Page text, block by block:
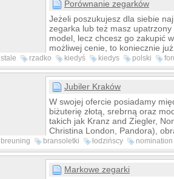
Porównanie zegarków
Jeżeli poszukujesz dla siebie
zegarka lub też masz upatrzony
model, lecz chcesz go zakupić
możliwej cenie, to koniecznie
stronę internetową Timero. Jest
zajmuje się porównaniem cen
zegarków damskich, męskich,
unisex w sporej grupie sklepów
zaoszczędzić od kilkunastu do
złotych!
stale rzadko kiedyś kiedys polski
audiobook
zdobyć
Jubiler Kraków
W swojej ofercie posiadamy
biżuterię złotą, srebrną oraz
takich jak Kranz and Ziegler,
Christina London, Pandora),
ślubne (między innymi
Brauning), jak również biżuterię
Ponadto realizujemy biżuterię
zamówienie, zgodnie ze
breuning bransoletki łodzińscy
nomination
htmlcaption
murano biżuteria
Markowe zegarki